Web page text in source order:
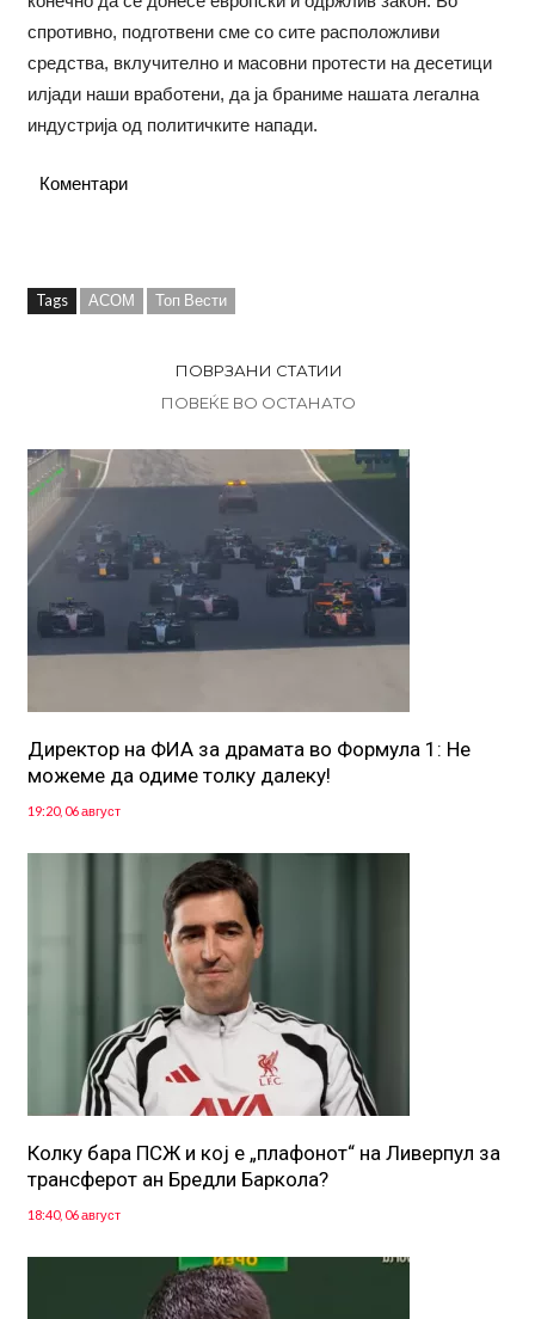
спротивно, подготвени сме со сите расположливи
средства, вклучително и масовни протести на десетици
илјади наши вработени, да ја браниме нашата легална
индустрија од политичките напади.
Коментари
Tags АСОМ Топ Вести
ПОВРЗАНИ СТАТИИ
ПОВЕЌЕ ВО ОСТАНАТО
Директор на ФИА за драмата во Формула 1: Не
можеме да одиме толку далеку!
19:20, 06 август
Колку бара ПСЖ и кој е „плафонот“ на Ливерпул за
трансферот ан Бредли Баркола?
18:40, 06 август